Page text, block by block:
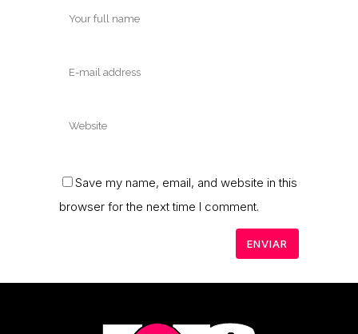
Save my name, email, and website in this
browser for the next time I comment.